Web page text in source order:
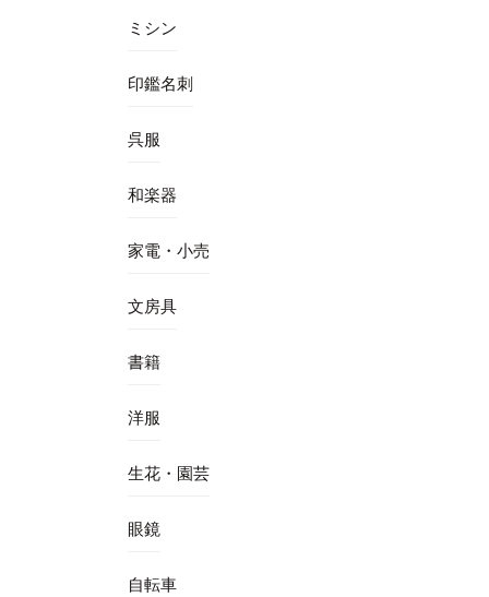
ミシン
印鑑名刺
呉服
和楽器
家電・小売
文房具
書籍
洋服
生花・園芸
眼鏡
自転車